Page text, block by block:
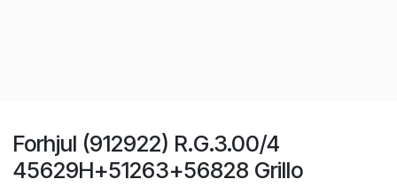
Forhjul (912922) R.G.3.00/4
45629H+51263+56828 Grillo